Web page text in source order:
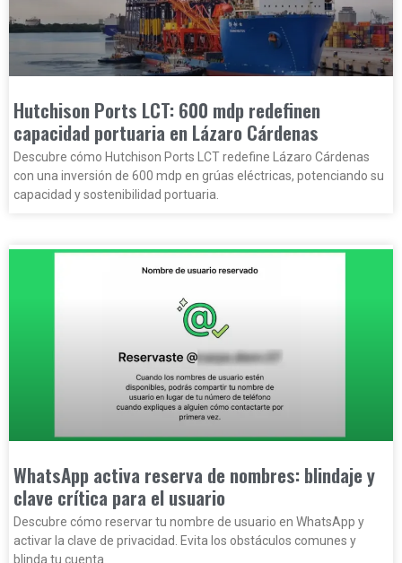
Hutchison Ports LCT: 600 mdp redefinen
capacidad portuaria en Lázaro Cárdenas
Descubre cómo Hutchison Ports LCT redefine Lázaro Cárdenas
con una inversión de 600 mdp en grúas eléctricas, potenciando su
capacidad y sostenibilidad portuaria.
WhatsApp activa reserva de nombres: blindaje y
clave crítica para el usuario
Descubre cómo reservar tu nombre de usuario en WhatsApp y
activar la clave de privacidad. Evita los obstáculos comunes y
blinda tu cuenta.